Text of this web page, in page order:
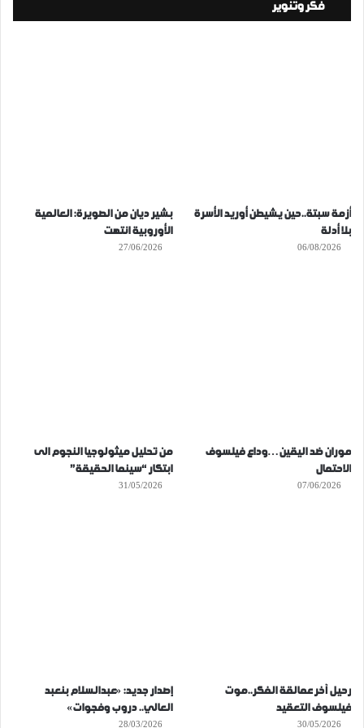
فكر وتنوير
أزمة سبتة..حين يشيطن أوريد الأسرة
بلا أدلة
06/08/2026
بشير ديان من الصويرة: العالمية
الأوروبية انتهت
27/06/2026
موران ضد اليقين…وداع فيلسوف
الاحتمال
07/06/2026
من تحليل ميثولوجيا النجوم الى
ابتكار “سينما الحقيقة”
31/05/2026
رحيل آخر عمالقة الفكر..موت
فيلسوف التعقيد
30/05/2026
إصدار جديد: «عبدالسلام بنعبد
العالي.. دروب وفجوات»
28/03/2026